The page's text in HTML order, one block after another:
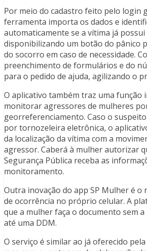
Por meio do cadastro feito pelo login
ferramenta importa os dados e
automaticamente se a vítima já
disponibilizando um botão do pânico
do socorro em caso de necessidade.
preenchimento de formulários e do
para o pedido de ajuda, agilizando o
O aplicativo também traz uma função
monitorar agressores de mulheres
georreferenciamento. Caso o
por tornozeleira eletrônica, o
da localização da vítima com a
agressor. Caberá à mulher autorizar
Segurança Pública receba as
monitoramento.
Outra inovação do app SP Mulher é
de ocorrência no próprio celular. A
que a mulher faça o documento sem a
até uma DDM.
O serviço é similar ao já oferecido